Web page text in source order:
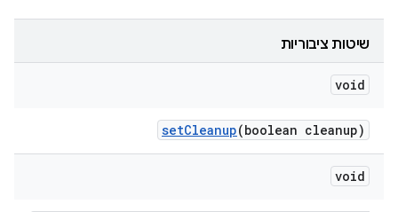
שיטות ציבוריות
void
setCleanup(boolean cleanup)
void